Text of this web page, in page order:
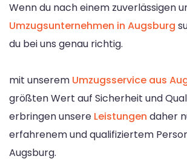
Wenn du nach einem zuverlässigen
Umzugsunternehmen in Augsburg
du bei uns genau richtig.
mit unserem Umzugsservice aus
größten Wert auf Sicherheit und
erbringen unsere Leistungen daher
erfahrenem und qualifiziertem
Augsburg.